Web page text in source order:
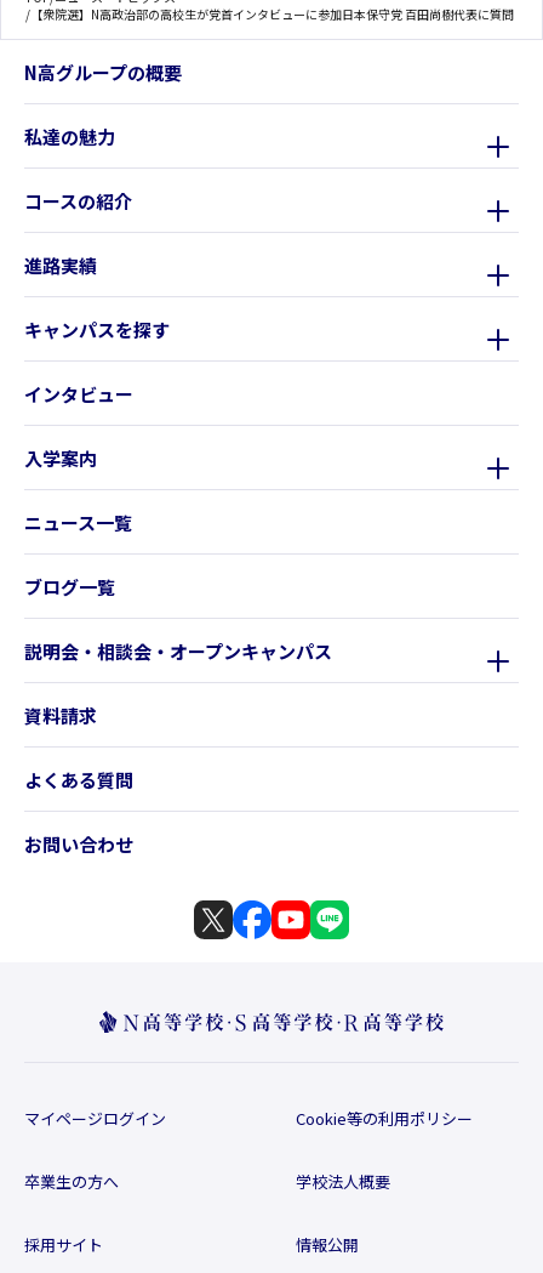
/ 【衆院選】N高政治部の高校生が党首インタビューに参加日本保守党 百田尚樹代表に質問
N高グループの概要
私達の魅力
コースの紹介
進路実績
キャンパスを探す
インタビュー
入学案内
ニュース一覧
ブログ一覧
説明会・相談会・オープンキャンパス
資料請求
よくある質問
お問い合わせ
マイページログイン
卒業生の方へ
採用サイト
Cookie等の利用ポリシー
学校法人概要
情報公開